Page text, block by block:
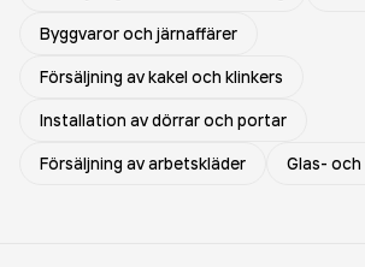
Byggvaror och järnaffärer
Försäljning av kakel och klinkers
Installation av dörrar och portar
Försäljning av arbetskläder
Glas-